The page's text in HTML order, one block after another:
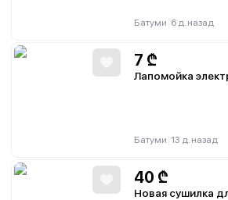
Батуми 6 д. назад
7 ₾
Лапомойка
Батуми 13 д. назад
40 ₾
Новая сушилка